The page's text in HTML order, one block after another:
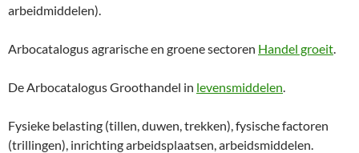
arbeidmiddelen).
Arbocatalogus agrarische en groene sectoren Handel groeit.
De Arbocatalogus Groothandel in levensmiddelen.
Fysieke belasting (tillen, duwen, trekken), fysische factoren
(trillingen), inrichting arbeidsplaatsen, arbeidsmiddelen.